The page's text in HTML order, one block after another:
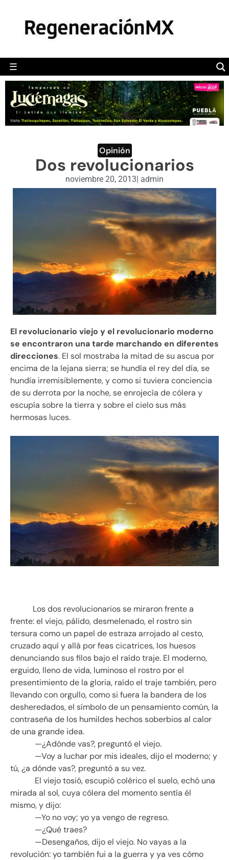
☰
POLÍTICA
CAMALEÓN
OPINIÓN
DEPORTES
ENGLISH SECTION
VIDEOS
Opinión
Dos revolucionarios
noviembre 20, 2013| admin
El revolucionario viejo y el revolucionario moderno
se encontraron una tarde marchando en diferentes
direcciones. El sol mostraba la mitad de su ascua por
encima de la lejana sierra; se hundía el rey del día, se
hundía irremisiblemente, y como si tuviera conciencia
de su derrota por la noche, se enrojecía de cólera y
escupía sobre la tierra y sobre el cielo sus más
hermosas luces.
Los dos revolucionarios se miraron frente a
frente: el viejo, pálido, desmelenado, el rostro sin
tersura como un papel de estraza arrojado al cesto,
cruzado aquí y allá por feas cicatrices, los huesos
denunciando sus filos bajo el raído traje. El moderno,
erguido, lleno de vida, luminoso el rostro por el
presentimiento de la gloria, raído el traje también, pero
llevando con orgullo, como si fuera la bandera de los
desheredados, el símbolo de un pensamiento común, la
contraseña de los humildes hechos soberbios al calor
de una grande idea.
—¿Adónde vas?, preguntó el viejo.
—Voy a luchar por mis ideales, dijo el moderno; y
tú, ¿a dónde vas?, preguntó a su vez.
El viejo tosió, escupió colérico el suelo, echó una
mirada al sol, cuya cólera del momento sentía él
mismo, y dijo:
—Yo no voy; yo ya vengo de regreso.
—¿Qué traes?
—Desengaños, dijo el viejo. No vayas a la
revolución: yo también fui a la guerra y ya ves cómo